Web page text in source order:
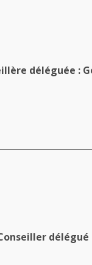
déléguée :
délégué